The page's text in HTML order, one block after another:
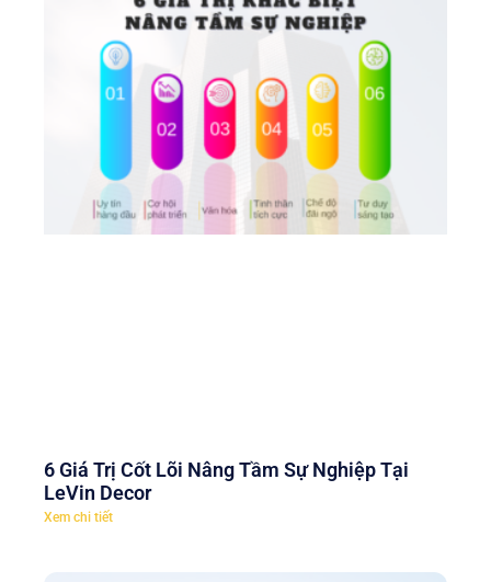
6 Giá Trị Cốt Lõi Nâng Tầm Sự Nghiệp Tại
LeVin Decor
Xem chi tiết